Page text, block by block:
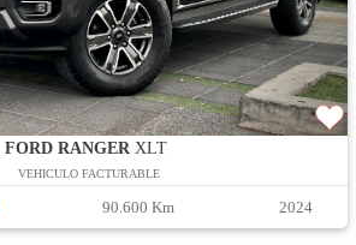
FORD RANGERXLT
VEHICULO FACTURABLE
90.600 Km 2024